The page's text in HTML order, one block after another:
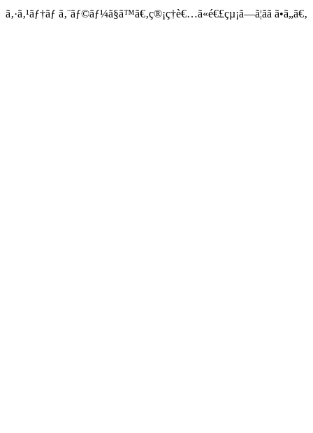
ã‚·ã‚¹ãƒ†ãƒ ã‚¨ãƒ©ãƒ¼ã§ã™ã€‚ç®¡ç†è€…ã«é€£çµ¡ã—ã¦ãã ã•ã„ã€‚